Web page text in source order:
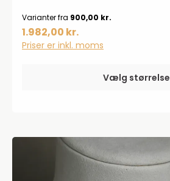
Varianter fra 900,00 kr.
1.982,00 kr.
Priser er inkl. moms
Vælg størrelse